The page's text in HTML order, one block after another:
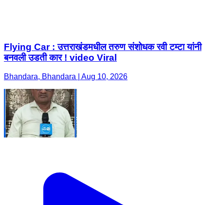
Flying Car : उत्तराखंडमधील तरुण संशोधक रवी टम्टा यांनी
बनवली उडती कार ! video Viral
Bhandara, Bhandara | Aug 10, 2026